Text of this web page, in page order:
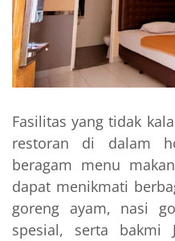
Fasilitas yang tidak
restoran di dalam
beragam menu
dapat menikmati
goreng ayam, nasi
spesial, serta bakmi